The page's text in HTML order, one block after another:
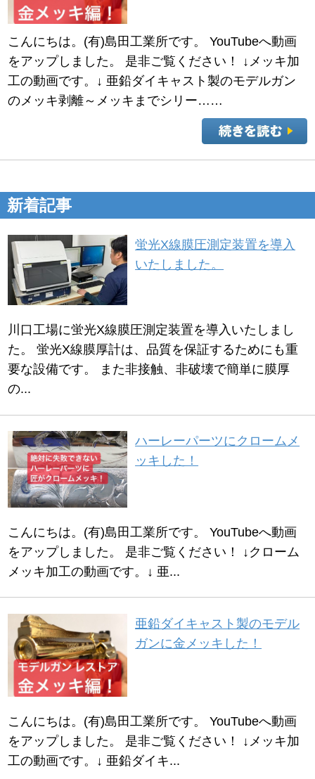
こんにちは。(有)島田工業所です。 YouTubeへ動画
をアップしました。 是非ご覧ください！ ↓メッキ加
工の動画です。↓ 亜鉛ダイキャスト製のモデルガン
のメッキ剥離～メッキまでシリー……
新着記事
蛍光X線膜圧測定装置を導入
いたしました。
川口工場に蛍光X線膜圧測定装置を導入いたしまし
た。 蛍光X線膜厚計は、品質を保証するためにも重
要な設備です。 また非接触、非破壊で簡単に膜厚
の...
ハーレーパーツにクロームメ
ッキした！
こんにちは。(有)島田工業所です。 YouTubeへ動画
をアップしました。 是非ご覧ください！ ↓クローム
メッキ加工の動画です。↓ 亜...
亜鉛ダイキャスト製のモデル
ガンに金メッキした！
こんにちは。(有)島田工業所です。 YouTubeへ動画
をアップしました。 是非ご覧ください！ ↓メッキ加
工の動画です。↓ 亜鉛ダイキ...